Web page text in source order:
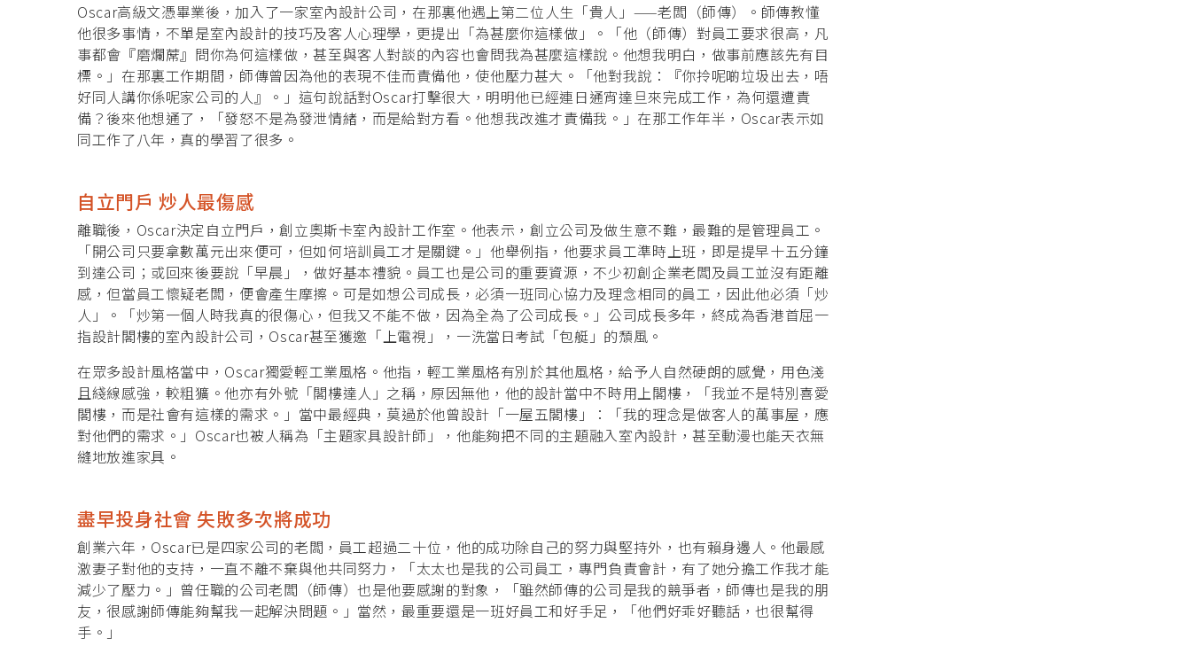
Oscar高級文憑畢業後，加入了一家室內設計公司，在那裏他遇上第二位人生「貴人」——老闆（師傳）。師傳教懂
他很多事情，不單是室內設計的技巧及客人心理學，更提出「為甚麼你這樣做」。「他（師傳）對員工要求很高，凡
事都會『磨爛蓆』問你為何這樣做，甚至與客人對談的內容也會問我為甚麼這樣說。他想我明白，做事前應該先有目
標。」在那裏工作期間，師傳曾因為他的表現不佳而責備他，使他壓力甚大。「他對我說：『你拎呢啲垃圾出去，唔
好同人講你係呢家公司的人』。」這句說話對Oscar打擊很大，明明他已經連日通宵達旦來完成工作，為何還遭責
備？後來他想通了，「發怒不是為發泄情緒，而是給對方看。他想我改進才責備我。」在那工作年半，Oscar表示如
同工作了八年，真的學習了很多。
自立門戶 炒人最傷感
離職後，Oscar決定自立門戶，創立奧斯卡室內設計工作室。他表示，創立公司及做生意不難，最難的是管理員工。
「開公司只要拿數萬元出來便可，但如何培訓員工才是關鍵。」他舉例指，他要求員工準時上班，即是提早十五分鐘
到達公司；或回來後要說「早晨」，做好基本禮貌。員工也是公司的重要資源，不少初創企業老闆及員工並沒有距離
感，但當員工懷疑老闆，便會產生摩擦。可是如想公司成長，必須一班同心協力及理念相同的員工，因此他必須「炒
人」。「炒第一個人時我真的很傷心，但我又不能不做，因為全為了公司成長。」公司成長多年，終成為香港首屈一
指設計閣樓的室內設計公司，Oscar甚至獲邀「上電視」，一洗當日考試「包艇」的頹風。
在眾多設計風格當中，Oscar獨愛輕工業風格。他指，輕工業風格有別於其他風格，給予人自然硬朗的感覺，用色淺
且綫線感強，較粗獷。他亦有外號「閣樓達人」之稱，原因無他，他的設計當中不時用上閣樓，「我並不是特別喜愛
閣樓，而是社會有這樣的需求。」當中最經典，莫過於他曾設計「一屋五閣樓」：「我的理念是做客人的萬事屋，應
對他們的需求。」Oscar也被人稱為「主題家具設計師」，他能夠把不同的主題融入室內設計，甚至動漫也能天衣無
縫地放進家具。
盡早投身社會 失敗多次將成功
創業六年，Oscar已是四家公司的老闆，員工超過二十位，他的成功除自己的努力與堅持外，也有賴身邊人。他最感
激妻子對他的支持，一直不離不棄與他共同努力，「太太也是我的公司員工，專門負責會計，有了她分擔工作我才能
減少了壓力。」曾任職的公司老闆（師傳）也是他要感謝的對象，「雖然師傳的公司是我的競爭者，師傳也是我的朋
友，很感謝師傳能夠幫我一起解決問題。」當然，最重要還是一班好員工和好手足，「他們好乖好聽話，也很幫得
手。」